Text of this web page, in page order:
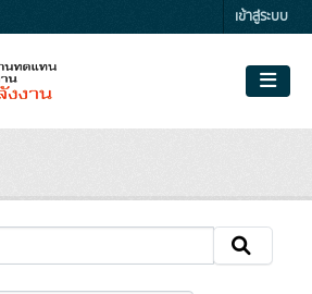
เข้าสู่ระบบ